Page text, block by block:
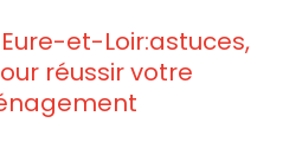
et-Loir:astuces,
réussir votre